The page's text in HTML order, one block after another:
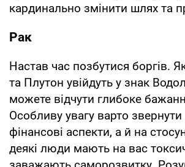
кардинально змінити шлях та
Рак
Настав час позбутися боргів.
та Плутон увійдуть у знак
можете відчути глибоке
Особливу увагу варто
фінансові аспекти, а й на
деякі люди мають на вас